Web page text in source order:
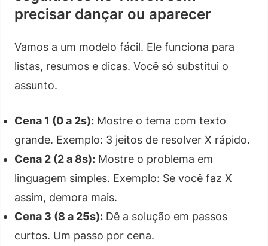
precisar dançar ou aparecer
Vamos a um modelo fácil. Ele funciona para
listas, resumos e dicas. Você só substitui o
assunto.
Cena 1 (0 a 2s): Mostre o tema com texto
grande. Exemplo: 3 jeitos de resolver X rápido.
Cena 2 (2 a 8s): Mostre o problema em
linguagem simples. Exemplo: Se você faz X
assim, demora mais.
Cena 3 (8 a 25s): Dê a solução em passos
curtos. Um passo por cena.